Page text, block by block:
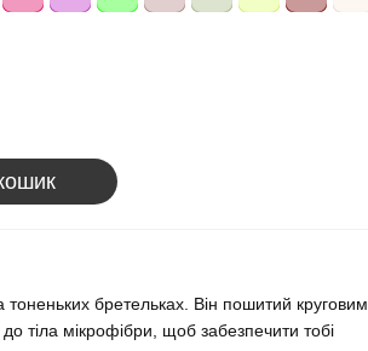
бретельках. Він пошитий круговим
тіла мікрофібри, щоб забезпечити тобі